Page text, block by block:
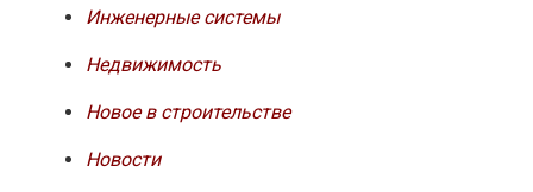
Инженерные системы
Недвижимость
Новое в строительстве
Новости